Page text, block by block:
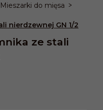
Mieszarki do mięsa
nierdzewnej GN 1/2
ze stali